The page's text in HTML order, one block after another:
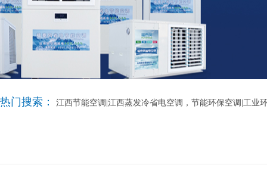
热门搜索： 江西节能空调|江西蒸发冷省电空调，节能环保空调|工业